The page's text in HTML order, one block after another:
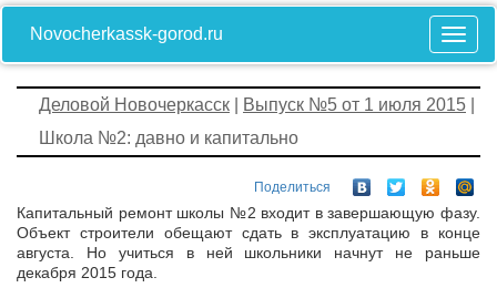
Novocherkassk-gorod.ru
Деловой Новочеркасск Выпуск №5 от 1 июля 2015
Школа №2: давно и капитально
Поделиться
Капитальный ремонт школы №2 входит в завершающую фазу.
Объект строители обещают сдать в эксплуатацию в конце
августа. Но учиться в ней школьники начнут не раньше
декабря 2015 года.